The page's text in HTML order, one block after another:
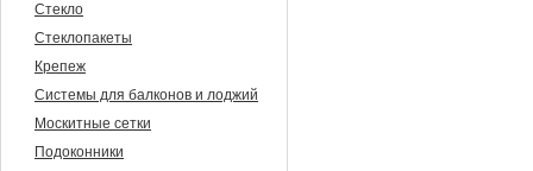
Стекло
Стеклопакеты
Крепеж
Системы для балконов и лоджий
Москитные сетки
Подоконники